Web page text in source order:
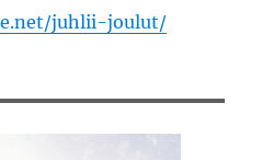
juhlii-joulut/